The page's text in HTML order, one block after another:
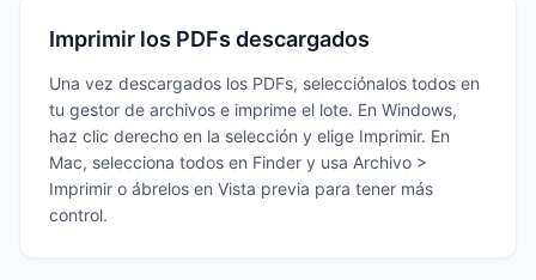
Imprimir los PDFs descargados
Una vez descargados los PDFs, selecciónalos todos en
tu gestor de archivos e imprime el lote. En Windows,
haz clic derecho en la selección y elige Imprimir. En
Mac, selecciona todos en Finder y usa Archivo >
Imprimir o ábrelos en Vista previa para tener más
control.